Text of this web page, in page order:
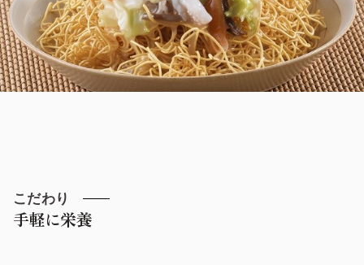
こだわり
手軽に栄養